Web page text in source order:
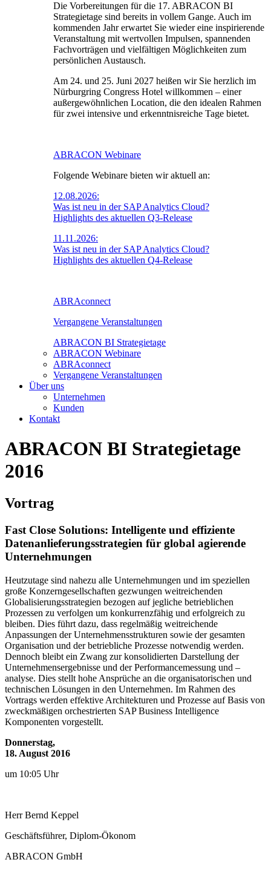
Die Vorbereitungen für die 17. ABRACON BI
Strategietage sind bereits in vollem Gange. Auch im
kommenden Jahr erwartet Sie wieder eine inspirierende
Veranstaltung mit wertvollen Impulsen, spannenden
Fachvorträgen und vielfältigen Möglichkeiten zum
persönlichen Austausch.
Am 24. und 25. Juni 2027 heißen wir Sie herzlich im
Nürburgring Congress Hotel willkommen – einer
außergewöhnlichen Location, die den idealen Rahmen
für zwei intensive und erkenntnisreiche Tage bietet.
ABRACON Webinare
Folgende Webinare bieten wir aktuell an:
12.08.2026:
Was ist neu in der SAP Analytics Cloud?
Highlights des aktuellen Q3-Release
11.11.2026:
Was ist neu in der SAP Analytics Cloud?
Highlights des aktuellen Q4-Release
ABRAconnect
Vergangene Veranstaltungen
ABRACON BI Strategietage
ABRACON Webinare
ABRAconnect
Vergangene Veranstaltungen
Über uns
Unternehmen
Kunden
Kontakt
ABRACON BI Strategietage
2016
Vortrag
Fast Close Solutions: Intelligente und effiziente
Datenanlieferungsstrategien für global agierende
Unternehmungen
Heutzutage sind nahezu alle Unternehmungen und im speziellen
große Konzerngesellschaften gezwungen weitreichenden
Globalisierungsstrategien bezogen auf jegliche betrieblichen
Prozessen zu verfolgen um konkurrenzfähig und erfolgreich zu
bleiben. Dies führt dazu, dass regelmäßig weitreichende
Anpassungen der Unternehmensstrukturen sowie der gesamten
Organisation und der betriebliche Prozesse notwendig werden.
Dennoch bleibt ein Zwang zur konsolidierten Darstellung der
Unternehmensergebnisse und der Performancemessung und –
analyse. Dies stellt hohe Ansprüche an die organisatorischen und
technischen Lösungen in den Unternehmen. Im Rahmen des
Vortrags werden effektive Architekturen und Prozesse auf Basis von
zweckmäßigen orchestrierten SAP Business Intelligence
Komponenten vorgestellt.
Donnerstag,
18. August 2016
um 10:05 Uhr
HerrBernd Keppel
Geschäftsführer, Diplom-Ökonom
ABRACON GmbH